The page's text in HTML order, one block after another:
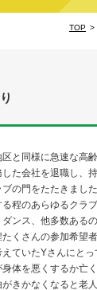
TOP
と同様に急速な高
た会社を退職し、
の門をたたきまし
程のあらゆるクラ
ンス、他多数ある
くさんの参加希望
ていたYさんにと
体を悪くするか亡
きかなくなると老